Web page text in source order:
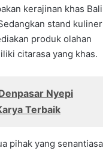
kerajinan khas Bali
stand kuliner
produk olahan
citarasa yang khas.
Nyepi
Terbaik
pihak yang senantiasa